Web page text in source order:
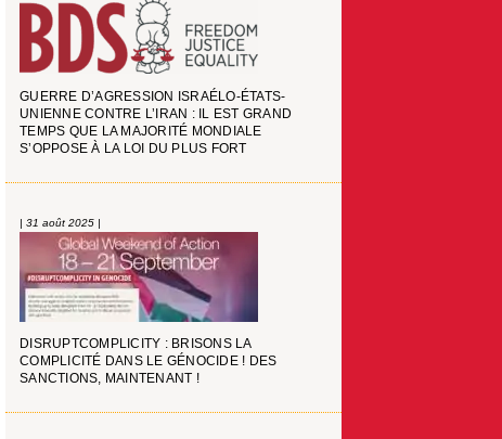
GUERRE D’AGRESSION ISRAÉLO-ÉTATS-
UNIENNE CONTRE L’IRAN : IL EST GRAND
TEMPS QUE LA MAJORITÉ MONDIALE
S’OPPOSE À LA LOI DU PLUS FORT
| 31 août 2025 |
DISRUPTCOMPLICITY : BRISONS LA
COMPLICITÉ DANS LE GÉNOCIDE ! DES
SANCTIONS, MAINTENANT !